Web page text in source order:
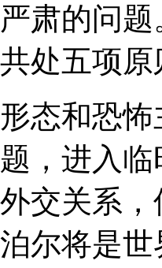
肃的问
处五项
态和恐
，进入
交关系
尔将是